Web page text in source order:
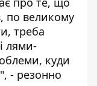
по великому
треба
лями-
куди
- резонно